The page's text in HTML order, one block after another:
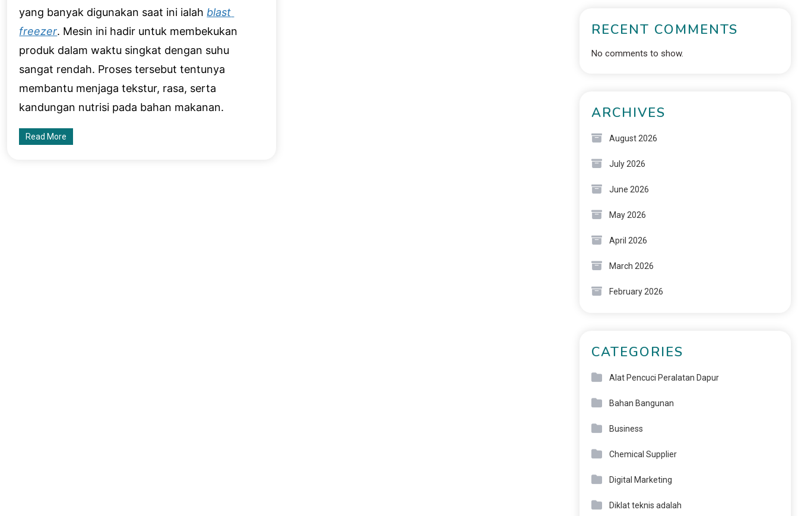
yang banyak digunakan saat ini ialah blast
freezer. Mesin ini hadir untuk membekukan
produk dalam waktu singkat dengan suhu
sangat rendah. Proses tersebut tentunya
membantu menjaga tekstur, rasa, serta
kandungan nutrisi pada bahan makanan.
Read More
RECENT COMMENTS
No comments to show.
ARCHIVES
August 2026
July 2026
June 2026
May 2026
April 2026
March 2026
February 2026
CATEGORIES
Alat Pencuci Peralatan Dapur
Bahan Bangunan
Business
Chemical Supplier
Digital Marketing
Diklat teknis adalah